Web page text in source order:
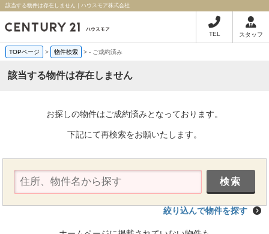
該当する物件は存在しません｜ハウスモア株式会社
TEL スタッフ
TOPページ > 物件検索 >- ご成約済み
該当する物件は存在しません
お探しの物件はご成約済みとなっております。
下記にて再検索をお願いたします。
絞り込んで物件を探す